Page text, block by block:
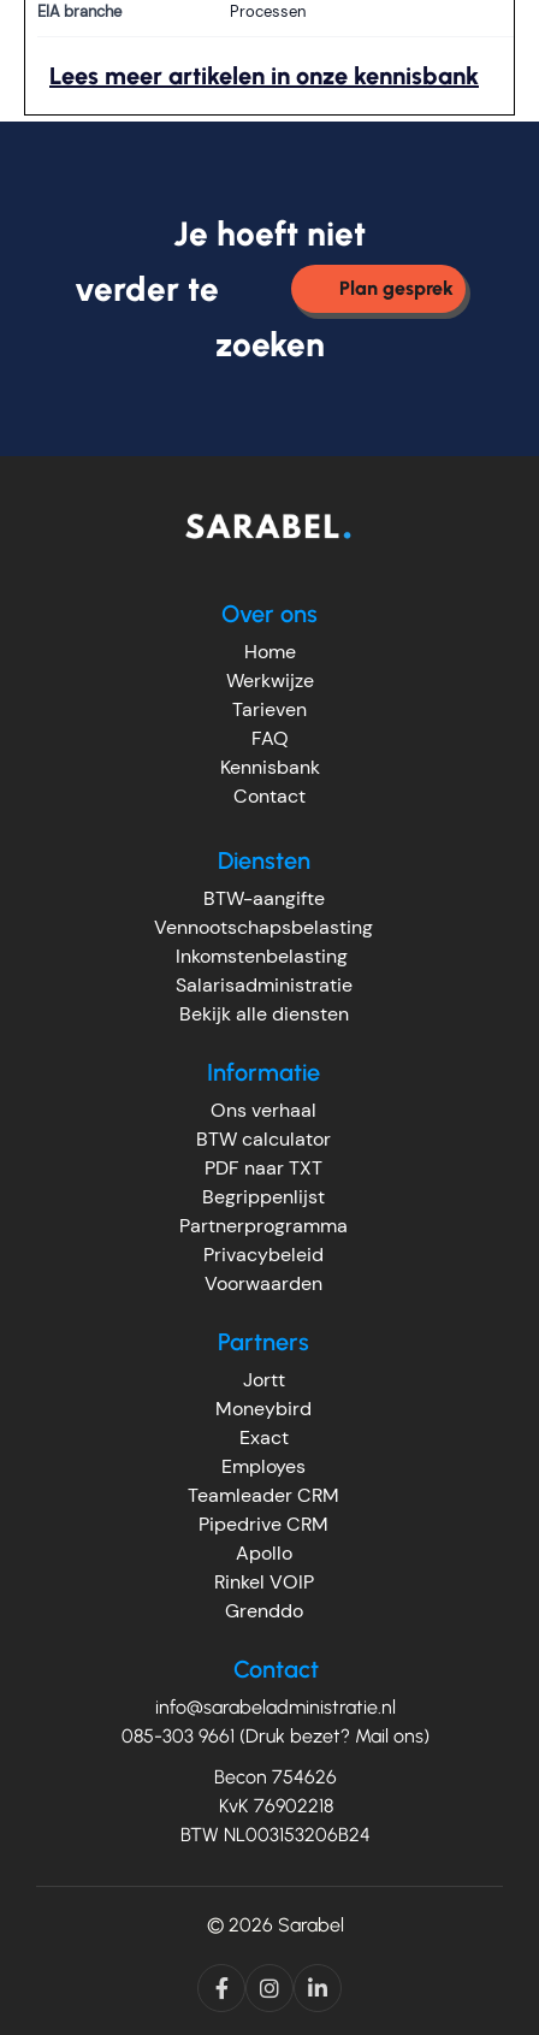
EIA branche Processen
Lees meer artikelen in onze kennisbank
Je hoeft niet
verder te
Plan gesprek
zoeken
Over ons
Home
Werkwijze
Tarieven
FAQ
Kennisbank
Contact
Diensten
BTW-aangifte
Vennootschapsbelasting
Inkomstenbelasting
Salarisadministratie
Bekijk alle diensten
Informatie
Ons verhaal
BTW calculator
PDF naar TXT
Begrippenlijst
Partnerprogramma
Privacybeleid
Voorwaarden
Partners
Jortt
Moneybird
Exact
Employes
Teamleader CRM
Pipedrive CRM
Apollo
Rinkel VOIP
Grenddo
Contact
info@sarabeladministratie.nl
085-303 9661 (Druk bezet? Mail ons)
Becon 754626
KvK 76902218
BTW NL003153206B24
© 2026 Sarabel
  